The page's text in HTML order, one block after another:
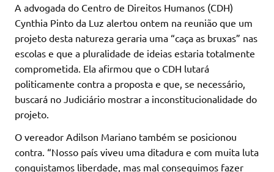
A advogada do Centro de Direitos Humanos (CDH)
Cynthia Pinto da Luz alertou ontem na reunião que um
projeto desta natureza geraria uma “caça as bruxas” nas
escolas e que a pluralidade de ideias estaria totalmente
comprometida. Ela afirmou que o CDH lutará
politicamente contra a proposta e que, se necessário,
buscará no Judiciário mostrar a inconstitucionalidade do
projeto.
O vereador Adilson Mariano também se posicionou
contra. “Nosso país viveu uma ditadura e com muita luta
conquistamos liberdade, mas mal conseguimos fazer